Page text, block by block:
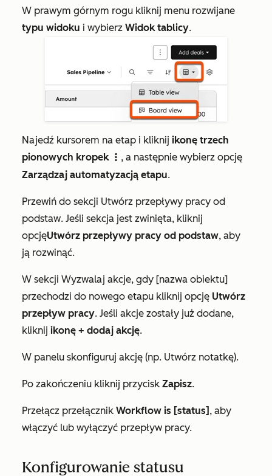
W prawym górnym rogu kliknij menu rozwijane
typu widoku i wybierz Widok tablicy.
Najedź kursorem na etap i kliknij ikonę trzech
pionowych kropek
verticalMenuIcon , a następnie wybierz opcję
Zarządzaj automatyzacją etapu.
Przewiń do sekcji Utwórz przepływy pracy od
podstaw. Jeśli sekcja jest zwinięta, kliknij
opcjęUtwórz przepływy pracy od podstaw, aby
ją rozwinąć.
W sekcji Wyzwalaj akcje, gdy [nazwa obiektu]
przechodzi do nowego etapu kliknij opcję Utwórz
przepływ pracy. Jeśli akcje zostały już dodane,
kliknij ikonę + dodaj akcję.
W panelu skonfiguruj akcję (np. Utwórz notatkę).
Po zakończeniu kliknij przycisk Zapisz.
Przełącz przełącznik Workflow is [status] , aby
włączyć lub wyłączyć przepływ pracy.
Konfigurowanie statusu